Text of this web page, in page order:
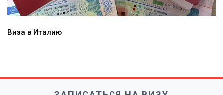
Виза в Италию